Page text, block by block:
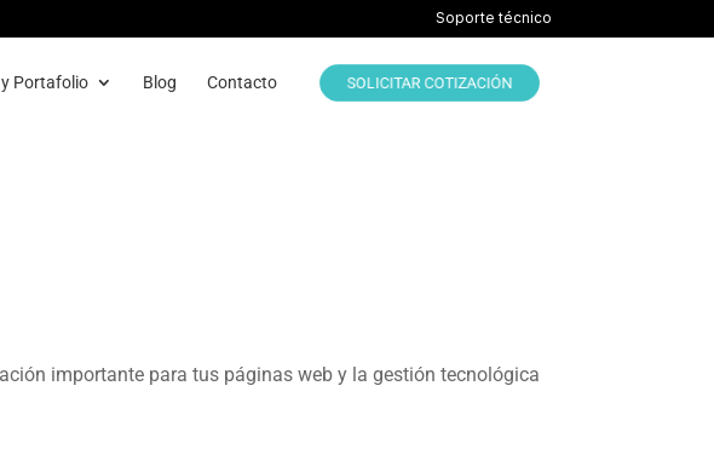
Soporte técnico
Portafolio Blog Contacto SOLICITAR COTIZACIÓN
importante para tus páginas web y la gestión tecnológica